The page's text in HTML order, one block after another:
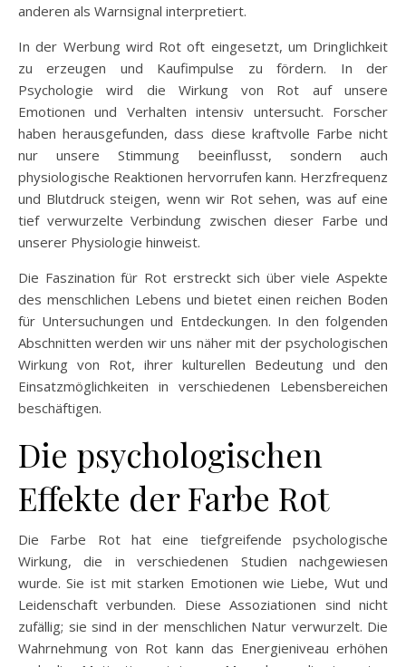
anderen als Warnsignal interpretiert.
In der Werbung wird Rot oft eingesetzt, um Dringlichkeit
zu erzeugen und Kaufimpulse zu fördern. In der
Psychologie wird die Wirkung von Rot auf unsere
Emotionen und Verhalten intensiv untersucht. Forscher
haben herausgefunden, dass diese kraftvolle Farbe nicht
nur unsere Stimmung beeinflusst, sondern auch
physiologische Reaktionen hervorrufen kann. Herzfrequenz
und Blutdruck steigen, wenn wir Rot sehen, was auf eine
tief verwurzelte Verbindung zwischen dieser Farbe und
unserer Physiologie hinweist.
Die Faszination für Rot erstreckt sich über viele Aspekte
des menschlichen Lebens und bietet einen reichen Boden
für Untersuchungen und Entdeckungen. In den folgenden
Abschnitten werden wir uns näher mit der psychologischen
Wirkung von Rot, ihrer kulturellen Bedeutung und den
Einsatzmöglichkeiten in verschiedenen Lebensbereichen
beschäftigen.
Die psychologischen
Effekte der Farbe Rot
Die Farbe Rot hat eine tiefgreifende psychologische
Wirkung, die in verschiedenen Studien nachgewiesen
wurde. Sie ist mit starken Emotionen wie Liebe, Wut und
Leidenschaft verbunden. Diese Assoziationen sind nicht
zufällig; sie sind in der menschlichen Natur verwurzelt. Die
Wahrnehmung von Rot kann das Energieniveau erhöhen